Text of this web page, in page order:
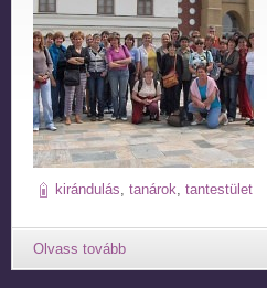
kirándulás tanárok tantestület